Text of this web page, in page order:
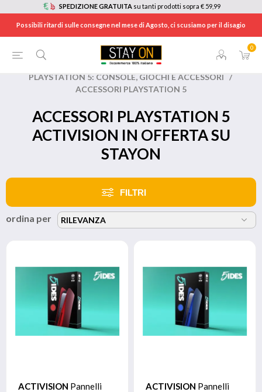
SPEDIZIONE GRATUITA su tanti prodotti sopra € 59,99
Possibili ritardi sulle consegne nel mese di Agosto, ci scusiamo per il disagio
0
BRANDS / ACTIVISION
PLAYSTATION 5: CONSOLE, GIOCHI E ACCESSORI /
ACCESSORI PLAYSTATION 5
ACCESSORI PLAYSTATION 5
ACTIVISION IN OFFERTA SU
STAYON
FILTRI
ordina per
ACTIVISION Pannelli
ACTIVISION Pannelli